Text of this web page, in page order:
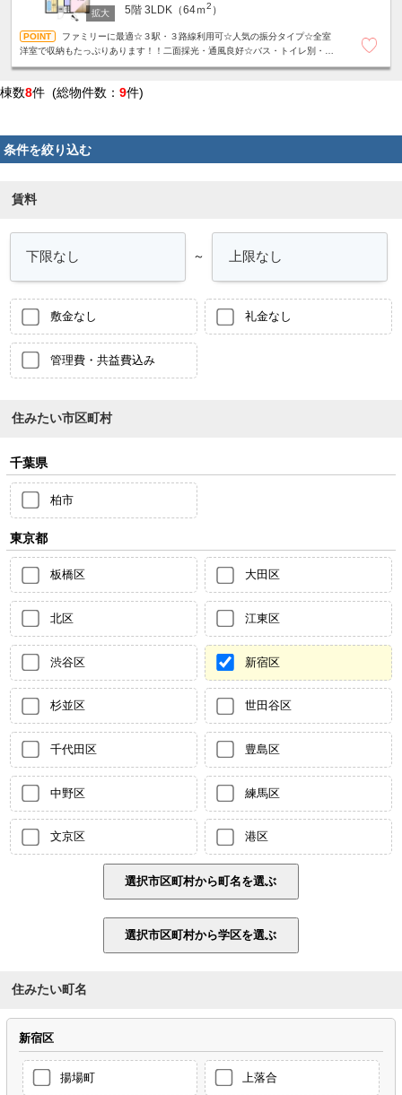
5階 3LDK（64ｍ2 ）
ファミリーに最適☆３駅・３路線利用可☆人気の振分タイプ☆全室
洋室で収納もたっぷりあります！！二面採光・通風良好☆バス・トイレ別・独
棟数8件 (総物件数： 9件)
条件を絞り込む
賃料
～
敷金なし 礼金なし
管理費・共益費込み
住みたい市区町村
千葉県
柏市
東京都
板橋区 大田区
北区 江東区
渋谷区 新宿区
杉並区 世田谷区
千代田区 豊島区
中野区 練馬区
文京区 港区
住みたい町名
新宿区
揚場町 上落合